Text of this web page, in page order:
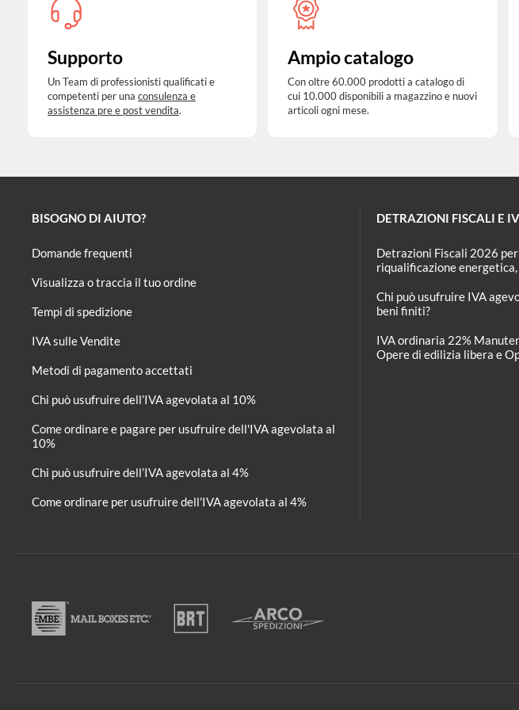
Supporto
Un Team di professionisti qualificati e
competenti per una consulenza e
assistenza pre e post vendita.
Ampio catalogo
Con oltre 60.000 prodotti a catalogo di
cui 10.000 disponibili a magazzino e nuovi
articoli ogni mese.
BISOGNO DI AIUTO?
Domande frequenti
Visualizza o traccia il tuo ordine
Tempi di spedizione
IVA sulle Vendite
Metodi di pagamento accettati
Chi può usufruire dell’IVA agevolata al 10%
Come ordinare e pagare per usufruire dell'IVA agevolata al
10%
Chi può usufruire dell’IVA agevolata al 4%
Come ordinare per usufruire dell'IVA agevolata al 4%
DETRAZIONI FISCALI E
Detrazioni Fiscali 2026
riqualificazione
Chi può usufruire IVA
beni finiti?
IVA ordinaria 22%
Opere di edilizia libera e